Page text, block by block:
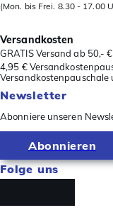
(Mon. bis Frei. 8.30 - 17.00
Versandkosten
GRATIS Versand ab 50,-
4,95 €
Newsletter
Abonniere unseren
Abonnieren
Folge uns